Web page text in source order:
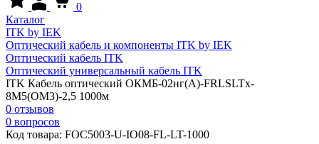
0
Каталог
ITK by IEK
Оптический кабель и компоненты ITK by IEK
Оптический кабель ITK
Оптический универсальный кабель ITK
ITK Кабель оптический ОКМБ-02нг(А)-FRLSLTx-
8М5(OM3)-2,5 1000м
0 отзывов
0 вопросов
Код товара: FOC5003-U-IO08-FL-LT-1000